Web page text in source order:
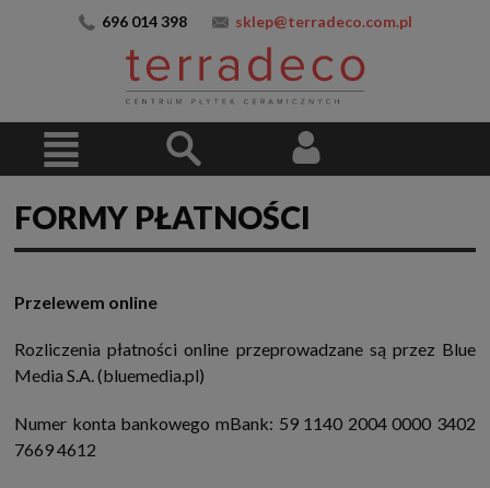
696 014 398 sklep@terradeco.com.pl
FORMY PŁATNOŚCI
Przelewem online
Rozliczenia płatności online przeprowadzane są przez Blue
Media S.A. (bluemedia.pl)
Numer konta bankowego mBank: 59 1140 2004 0000 3402
7669 4612